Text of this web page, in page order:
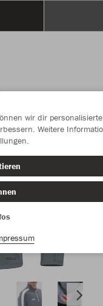
wir dir personalisierte
Weitere